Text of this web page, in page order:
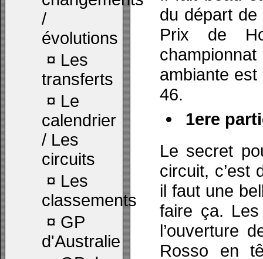
/
évolutions
¤ Les
transferts
¤ Le
calendrier
/ Les
circuits
¤ Les
classements
¤ GP
d'Australie
du départ
Prix de
ambiante
46.
1ere
Le secret
circuit, c’est
il faut une
faire ça. Les
l’ouverture
Rosso en